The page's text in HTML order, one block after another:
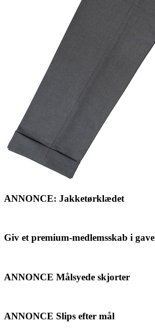
ANNONCE: Jakketørklædet
Giv et premium-medlemsskab i gave
ANNONCE Målsyede skjorter
ANNONCE Slips efter mål